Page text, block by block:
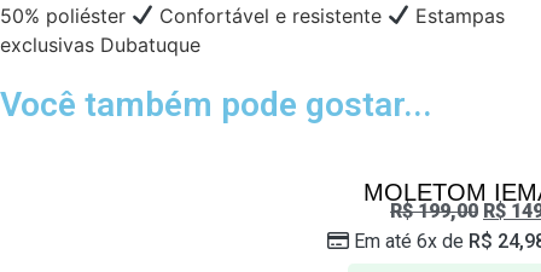
50% poliéster
Confortável e resistente
Estampas
exclusivas Dubatuque
Você também pode gostar...
MOLETOM
R$199,00 R$
Em até 6x de R$